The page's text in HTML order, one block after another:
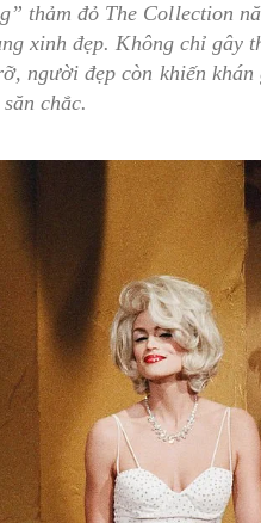
thảm đỏ The Collection
xinh đẹp. Không chỉ gây
người đẹp còn khiến
chắc.